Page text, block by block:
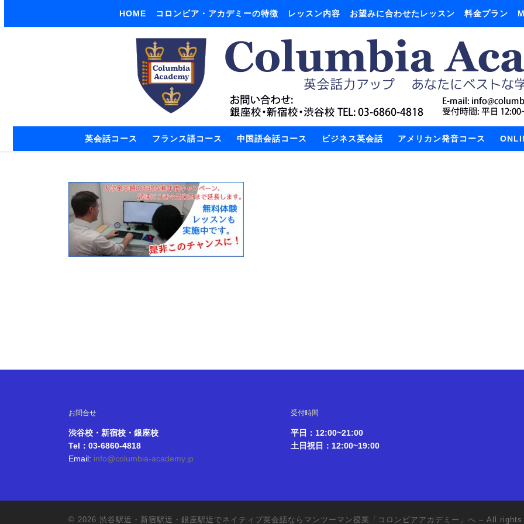
HOME コロンビア・アカデミーの特徴 レッスン内容 お望みに合わせたレッスン 料金プラン
英会話コース フランス語コース 中国語会話コース ビジネス英会話 アメリカン発音コース
お問合せ
渋谷校・新宿校・銀座校
Tel：03-6860-4818
Email: info@columbia-academy.jp
受付時間
平日：12:00~21:00
土日祝日：12:00~19:00
© 2026 渋谷駅近・新宿駅近・銀座駅近でネイティブ英会話ならマンツーマン授業「コロンビアアカデミー」へ – All rights